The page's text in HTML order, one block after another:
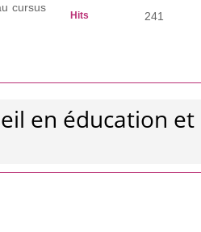
cursus
Hits 241
en éducation et